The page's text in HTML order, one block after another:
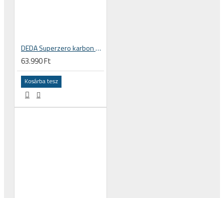
DEDA Superzero karbon nyeregcső, 27.2 vagy 31.6 mm átmérő, 25 mm hátranyúlás
63.990 Ft
Kosárba tesz